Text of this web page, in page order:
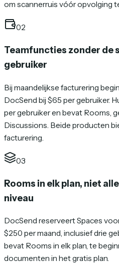
om scannerruis vóór opvolging
02
Teamfuncties zonder de
gebruiker
Bij maandelijkse facturering
DocSend bij $65 per gebruiker.
per gebruiker en bevat Rooms,
Discussions. Beide producten
facturering.
03
Rooms in elk plan, niet
niveau
DocSend reserveert Spaces
$250 per maand, inclusief drie
bevat Rooms in elk plan, te
documenten in het gratis plan.